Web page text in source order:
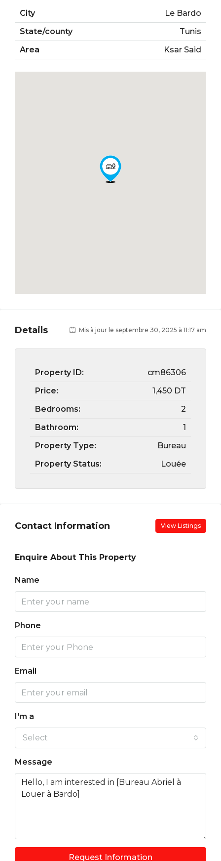
City
Le Bardo
State/county
Tunis
Area
Ksar Said
Details Mis à jour le septembre 30, 2025 à 11:17 am
Property ID:
cm86306
Price:
1,450 DT
Bedrooms:
2
Bathroom:
1
Property Type:
Bureau
Property Status:
Louée
Contact Information View Listings
Enquire About This Property
Name
Phone
Email
I'm a
Select
Message
Request Information